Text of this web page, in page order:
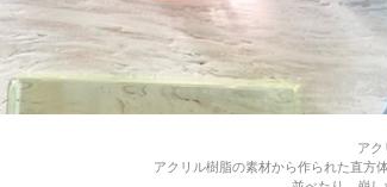
アク
アクリル樹脂の素材から作られた直方